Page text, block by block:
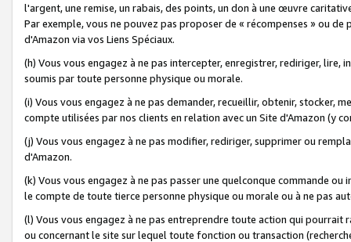
l'argent, une remise, un rabais, des points, un don à une œuvre
Par exemple, vous ne pouvez pas proposer de « récompenses » ou
d'Amazon via vos Liens Spéciaux.
(h) Vous vous engagez à ne pas intercepter, enregistrer, rediriger,
soumis par toute personne physique ou morale.
(i) Vous vous engagez à ne pas demander, recueillir, obtenir, stocker,
compte utilisées par nos clients en relation avec un Site d'Amazon (y
(j) Vous vous engagez à ne pas modifier, rediriger, supprimer ou
d'Amazon.
(k) Vous vous engagez à ne pas passer une quelconque commande
le compte de toute tierce personne physique ou morale ou à ne pas
(l) Vous vous engagez à ne pas entreprendre toute action qui
ou concernant le site sur lequel toute fonction ou transaction